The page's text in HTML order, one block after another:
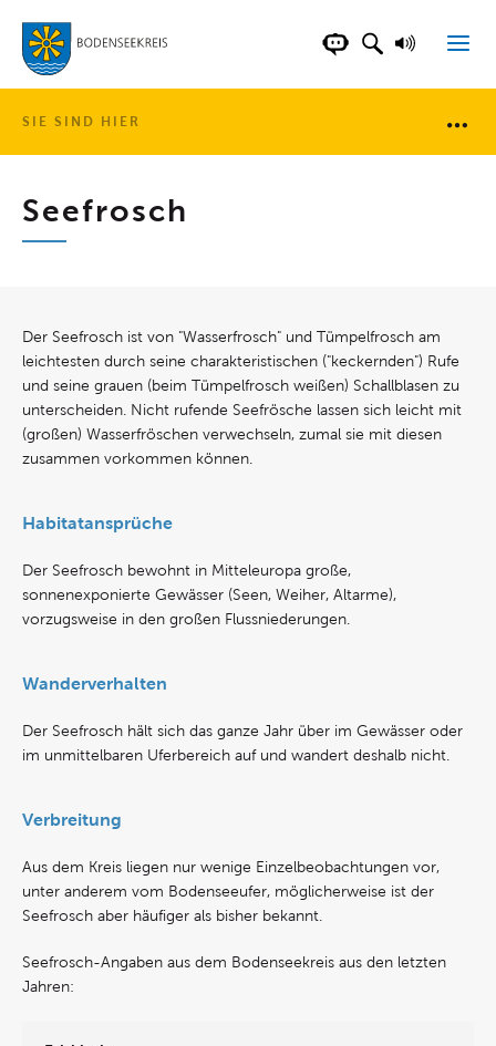
LANDKREISCHATBOT DER
SUCHFELD
SIE SIND HIER
Seefrosch
Der Seefrosch ist von "Wasserfrosch" und Tümpelfrosch am
leichtesten durch seine charakteristischen ("keckernden") Rufe
und seine grauen (beim Tümpelfrosch weißen) Schallblasen zu
unterscheiden. Nicht rufende Seefrösche lassen sich leicht mit
(großen) Wasserfröschen verwechseln, zumal sie mit diesen
zusammen vorkommen können.
Habitatansprüche
Der Seefrosch bewohnt in Mitteleuropa große,
sonnenexponierte Gewässer (Seen, Weiher, Altarme),
vorzugsweise in den großen Flussniederungen.
Wanderverhalten
Der Seefrosch hält sich das ganze Jahr über im Gewässer oder
im unmittelbaren Uferbereich auf und wandert deshalb nicht.
Verbreitung
Aus dem Kreis liegen nur wenige Einzelbeobachtungen vor,
unter anderem vom Bodenseeufer, möglicherweise ist der
Seefrosch aber häufiger als bisher bekannt.
Seefrosch-Angaben aus dem Bodenseekreis aus den letzten
Jahren: